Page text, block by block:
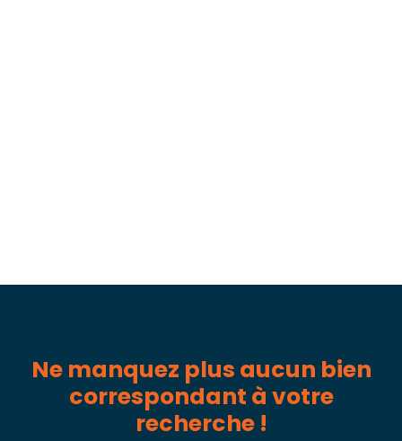
Ne manquez plus aucun bien
correspondant à votre
recherche !